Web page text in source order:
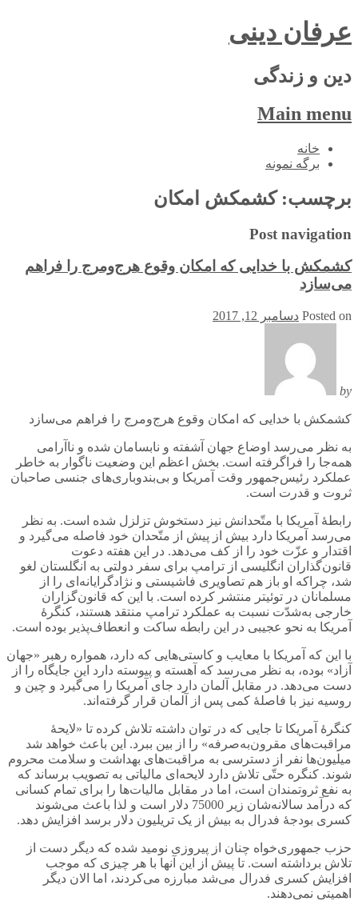
عرفان دینی
دین و زندگی
Main menu
Skip
خانه
برگه نمونه
برچسب:کشمکش امکان
Post navigation
کشمکش با خدایی که امکان وقوع هرج‌و‌مرج را فراهم
می‌سازد
Posted on دسامبر 12, 2017
by
کشمکش با خدایی که امکان وقوع هرج‌و‌مرج را فراهم می‌سازد
به نظر می‌رسد اوضاع جهان آشفته و نابسامان شده‌ و ناآرامی
همه‌جا را فراگرفته است. بخش اعظم این وضعیت ناگوار به خاطر
عملکرد رئیس‌جمهور وقت آمریکا و بی‌بندوباری‌های جنسی صاحبان
ثروت و قدرت است.
رابطۀ آمریکا با متّحدانش نیز دستخوش تزلزل شده است. به نظر
می‌رسد آمریکا دارد بیش از پیش از متّحدان خود فاصله می‌گیرد و
اقتدار و عزّت خود را از کف می‌دهد. در این هفته دعوت
قانون‌گذاران انگلیسی از ترامپ برای سفر دولتی به انگلستان لغو
شد، چراکه او باز هم تصاویری فاشیستی و نژادگرایانه‌ای‌ را از
مسلمانان در توئیتر منتشر کرده است. با این که قانون‌گزاران
خارجی به‌شدّت نسبت به عملکرد ترامپ منتقد هستند، کنگرۀ
آمریکا به نحو عجیبی در این رابطه ساکت و انعطاف‌پذیر بوده است.
با این که آمریکا با معایب و کاستی‌هایی که دارد، همواره رهبر «جهان
آزاد» بوده، به نظر می‌رسد که آهسته و پیوسته دارد این جایگاه را از
دست می‌دهد. در مقابل آلمان دارد جای آمریکا را می‌گیرد و چین و
روسیه نیز با فاصلۀ کمی پس از آلمان قرار گرفته‌اند.
کنگرۀ آمریکا تا جایی که در توان داشته تلاش کرده تا «لایحۀ
مراقبت‌های مقرون‌به‌صرفه» را از بین ببرد. این باعث خواهد شد
میلیون‌ها نفر از دسترسی به مراقبت‌های بهداشت و سلامت محروم
شوند. کنگره حتّی تلاش دارد لایحه‌ای مالیاتی به تصویب برساند که
به نفع ثروتمندان است، اما در مقابل مالیات‌ها را برای تمام کسانی
که درآمد سالانه‌شان زیر 75000 دلار است و لذا باعث می‌شوند
کسری بودجۀ فدرال به بیش از یک تریلیون دلار برسد افزایش دهد.
حزب جمهوری‌خواه چنان از پیروزی نومید شده‌ که دیگر دست از
تلاش برداشته است. تا پیش از این آنها با هر چیزی که موجب
افزایش کسری فدرال می‌شد مبارزه می‌کردند، اما الان دیگر
اهمیتی نمی‌دهند.